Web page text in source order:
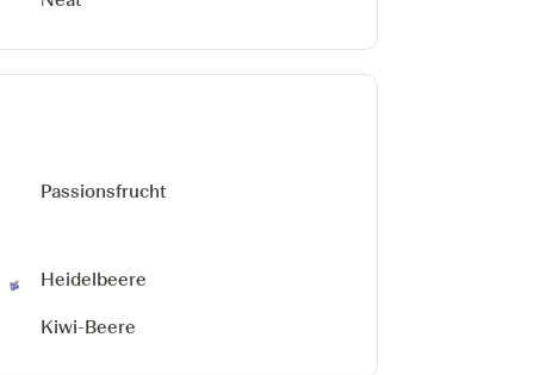
Passionsfrucht
Heidelbeere
Kiwi-Beere